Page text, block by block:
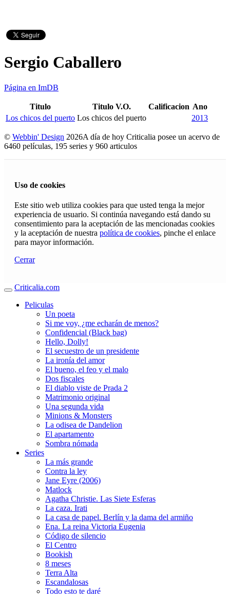
Sergio Caballero
Página en ImDB
Titulo Titulo V.O. Calificacion Ano
Los chicos del puerto Los chicos del puerto 2013
© Webbin' Design 2026A día de hoy Criticalia posee un acervo de
6460 películas, 195 series y 960 articulos
Uso de cookies
Este sitio web utiliza cookies para que usted tenga la mejor
experiencia de usuario. Si continúa navegando está dando su
consentimiento para la aceptación de las mencionadas cookies
y la aceptación de nuestra política de cookies, pinche el enlace
para mayor información.
Cerrar
Criticalia.com
Peliculas
Un poeta
Si me voy, ¿me echarán de menos?
Confidencial (Black bag)
Hello, Dolly!
El secuestro de un presidente
La ironía del amor
El bueno, el feo y el malo
Dos fiscales
El diablo viste de Prada 2
Matrimonio original
Una segunda vida
Minions & Monsters
La odisea de Dandelion
El apartamento
Sombra nómada
Series
La más grande
Contra la ley
Jane Eyre (2006)
Matlock
Agatha Christie. Las Siete Esferas
La caza. Irati
La casa de papel. Berlín y la dama del armiño
Ena. La reina Victoria Eugenia
Código de silencio
El Centro
Bookish
8 meses
Terra Alta
Escandalosas
Todo esto te daré